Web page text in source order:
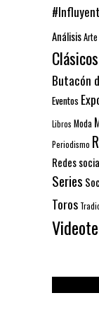
AnálisisArte
Butacón
Eventos
Libros Moda
Periodismo
Redes
Series
Toros